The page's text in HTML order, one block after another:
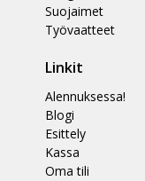
Suojaimet
Työvaatteet
Linkit
Alennuksessa!
Blogi
Esittely
Kassa
Oma tili